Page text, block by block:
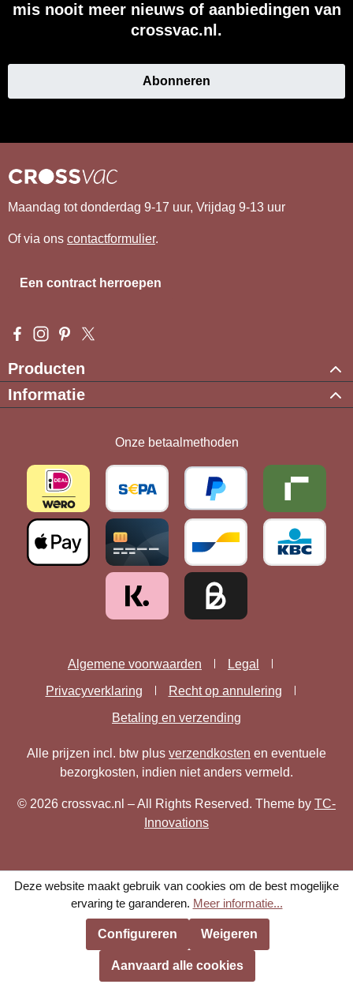
mis nooit meer nieuws of aanbiedingen van
crossvac.nl.
Abonneren
Maandag tot donderdag 9-17 uur, Vrijdag 9-13 uur
Of via ons contactformulier.
Een contract herroepen
Visit us on Facebook – opens in a new browser tab (external
Check us out on Instagram – opens in a new browser tab
Get inspired on Pinterest – opens in a new browser
Follow us on X – opens in a new browser tab
Producten
Informatie
Onze betaalmethoden
Algemene voorwaarden
Legal
Privacyverklaring
Recht op annulering
Betaling en verzending
Alle prijzen incl. btw plus verzendkosten en eventuele
bezorgkosten, indien niet anders vermeld.
© 2026 crossvac.nl – All Rights Reserved. Theme by TC-
Innovations
Deze website maakt gebruik van cookies om de best mogelijke
ervaring te garanderen. Meer informatie...
Weigeren
Configureren
Aanvaard alle cookies